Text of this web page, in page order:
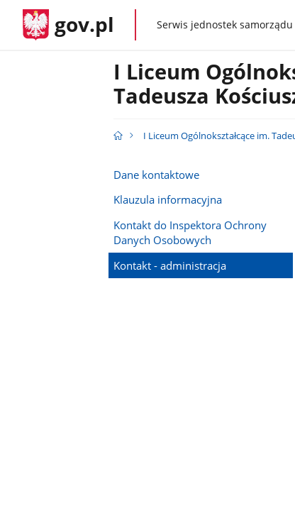
gov.pl gov.plSerwis jednostek
I Liceum
Tadeusza
I Liceum Ogólnokształcące im.
Dane kontaktowe
Klauzula informacyjna
Kontakt do Inspektora Ochrony
Danych Osobowych
Kontakt - administracja